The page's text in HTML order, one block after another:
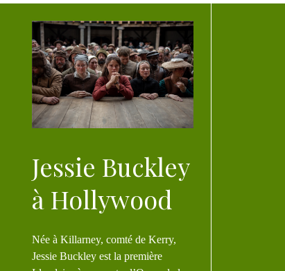
T
Jessie Buckley
à Hollywood
Née à Killarney, comté de Kerry,
Jessie Buckley est la première